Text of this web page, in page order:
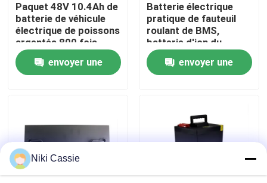
Contrôle de qualité
Contact USA
Demandez une citation
Centrale portative solaire
Paquet 48V 10.4Ah de
batterie de véhicule
électrique de poissons
argentés 800 fois
envoyer une
Batterie électrique
pratique de fauteuil
roulant de BMS,
batterie d'ion du
lithium 2160WH pour
des voitures d'EV
envoyer une
Niki Cassie